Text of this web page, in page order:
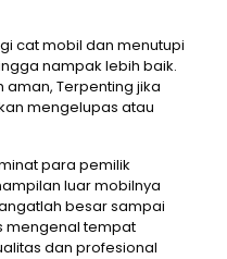
cat mobil dan menutupi
nampak lebih baik.
aman, Terpenting jika
mengelupas atau
para pemilik
luar mobilnya
besar sampai
mengenal tempat
dan profesional